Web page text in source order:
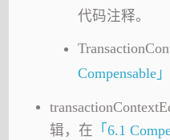
代码注释。
Compensable
辑，在 「6.1